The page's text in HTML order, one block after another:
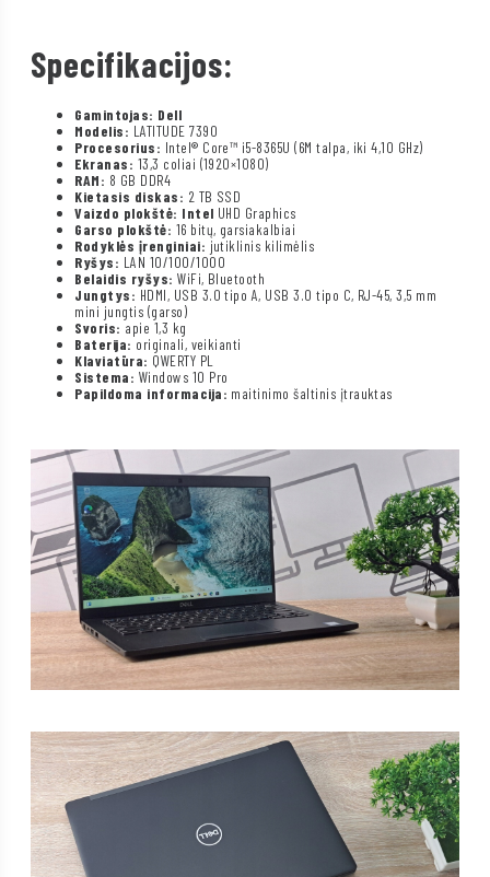
Specifikacijos:
Gamintojas: Dell
Modelis: LATITUDE 7390
Procesorius: Intel® Core™ i5-8365U (6M talpa, iki 4,10 GHz)
Ekranas: 13,3 coliai (1920×1080)
RAM: 8 GB DDR4
Kietasis diskas: 2 TB SSD
Vaizdo plokštė: Intel UHD Graphics
Garso plokštė: 16 bitų, garsiakalbiai
Rodyklės įrenginiai: jutiklinis kilimėlis
Ryšys: LAN 10/100/1000
Belaidis ryšys: WiFi, Bluetooth
Jungtys: HDMI, USB 3.0 tipo A, USB 3.0 tipo C, RJ-45, 3,5 mm
mini jungtis (garso)
Svoris: apie 1,3 kg
Baterija: originali, veikianti
Klaviatūra: QWERTY PL
Sistema: Windows 10 Pro
Papildoma informacija: maitinimo šaltinis įtrauktas